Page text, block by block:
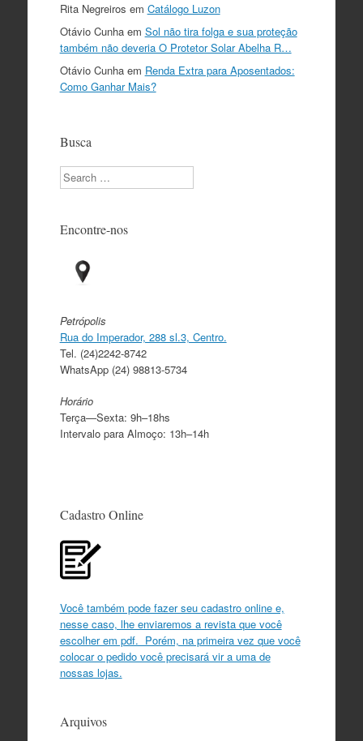
Rita Negreiros em Catálogo Luzon
Otávio Cunhaem Sol não tira folga e sua proteção
também não deveria O Protetor Solar Abelha R…
Otávio Cunhaem Renda Extra para Aposentados:
Como Ganhar Mais?
Busca
Search
Encontre-nos
Petrópolis
Rua do Imperador, 288 sl.3, Centro.
Tel. (24)2242-8742
WhatsApp (24) 98813-5734
Horário
Terça—Sexta: 9h–18hs
Intervalo para Almoço: 13h–14h
Cadastro Online
Você também pode fazer seu cadastro online e,
nesse caso, lhe enviaremos a revista que você
escolher em pdf. Porém, na primeira vez que você
colocar o pedido você precisará vir a uma de
nossas lojas.
Arquivos